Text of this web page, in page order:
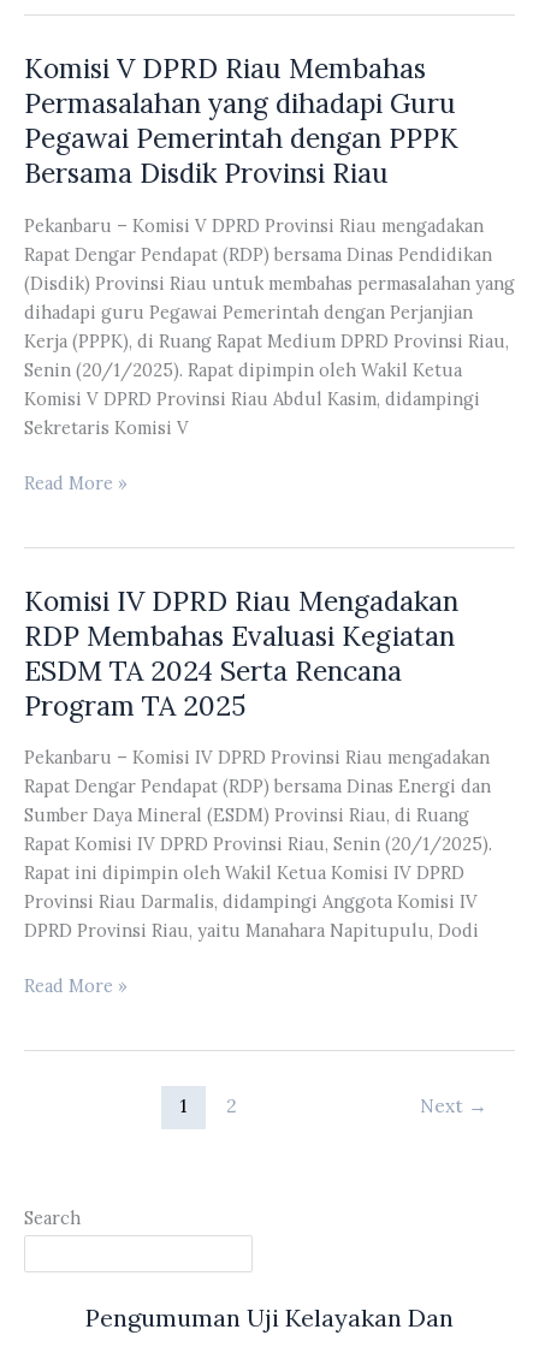
Membahas
Permasalahan
1.000
Hektar
Hulayat
Desa
Buluh
Cina
Komisi V DPRD Riau Membahas
Permasalahan yang dihadapi Guru
Pegawai Pemerintah dengan PPPK
Bersama Disdik Provinsi Riau
Pekanbaru – Komisi V DPRD Provinsi Riau mengadakan
Rapat Dengar Pendapat (RDP) bersama Dinas Pendidikan
(Disdik) Provinsi Riau untuk membahas permasalahan yang
dihadapi guru Pegawai Pemerintah dengan Perjanjian
Kerja (PPPK), di Ruang Rapat Medium DPRD Provinsi Riau,
Senin (20/1/2025). Rapat dipimpin oleh Wakil Ketua
Komisi V DPRD Provinsi Riau Abdul Kasim, didampingi
Sekretaris Komisi V
Komisi
Membahas
Permasalahan
dihadapi
Guru
Pemerintah
dengan
PPPK
Bersama
Disdik
Provinsi
Riau
Read More »
Komisi IV DPRD Riau Mengadakan
RDP Membahas Evaluasi Kegiatan
ESDM TA 2024 Serta Rencana
Program TA 2025
Pekanbaru – Komisi IV DPRD Provinsi Riau mengadakan
Rapat Dengar Pendapat (RDP) bersama Dinas Energi dan
Sumber Daya Mineral (ESDM) Provinsi Riau, di Ruang
Rapat Komisi IV DPRD Provinsi Riau, Senin (20/1/2025).
Rapat ini dipimpin oleh Wakil Ketua Komisi IV DPRD
Provinsi Riau Darmalis, didampingi Anggota Komisi IV
DPRD Provinsi Riau, yaitu Manahara Napitupulu, Dodi
Komisi
Kegiatan
ESDM
TA
Read More »
1 2 Next →
Search
Pengumuman Uji Kelayakan Dan